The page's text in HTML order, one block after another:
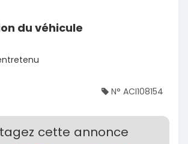
du véhicule
N° ACI108154
cette annonce